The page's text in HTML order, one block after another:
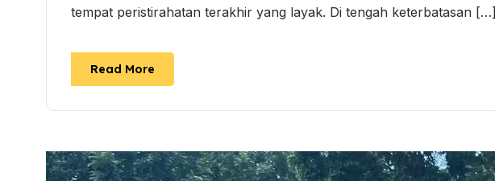
tempat peristirahatan terakhir yang layak. Di tengah keterbatasan […]
Read More